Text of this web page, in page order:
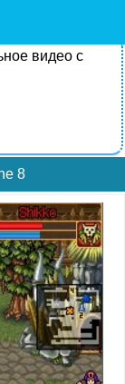
видео с
8